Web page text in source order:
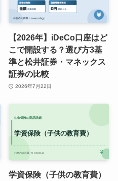
【2026年】iDeCo口座はど
こで開設する？選び方3基
準と松井証券・マネックス
証券の比較
2026年7月22日
学資保険（子供の教育費）